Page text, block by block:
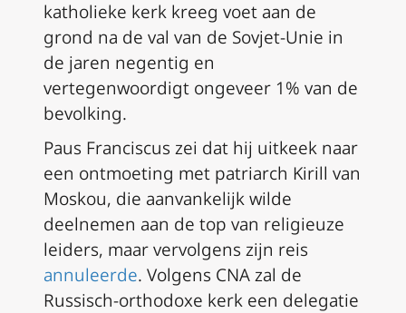
katholieke kerk kreeg voet aan de
grond na de val van de Sovjet-Unie in
de jaren negentig en
vertegenwoordigt ongeveer 1% van de
bevolking.
Paus Franciscus zei dat hij uitkeek naar
een ontmoeting met patriarch Kirill van
Moskou, die aanvankelijk wilde
deelnemen aan de top van religieuze
leiders, maar vervolgens zijn reis
annuleerde. Volgens CNA zal de
Russisch-orthodoxe kerk een delegatie